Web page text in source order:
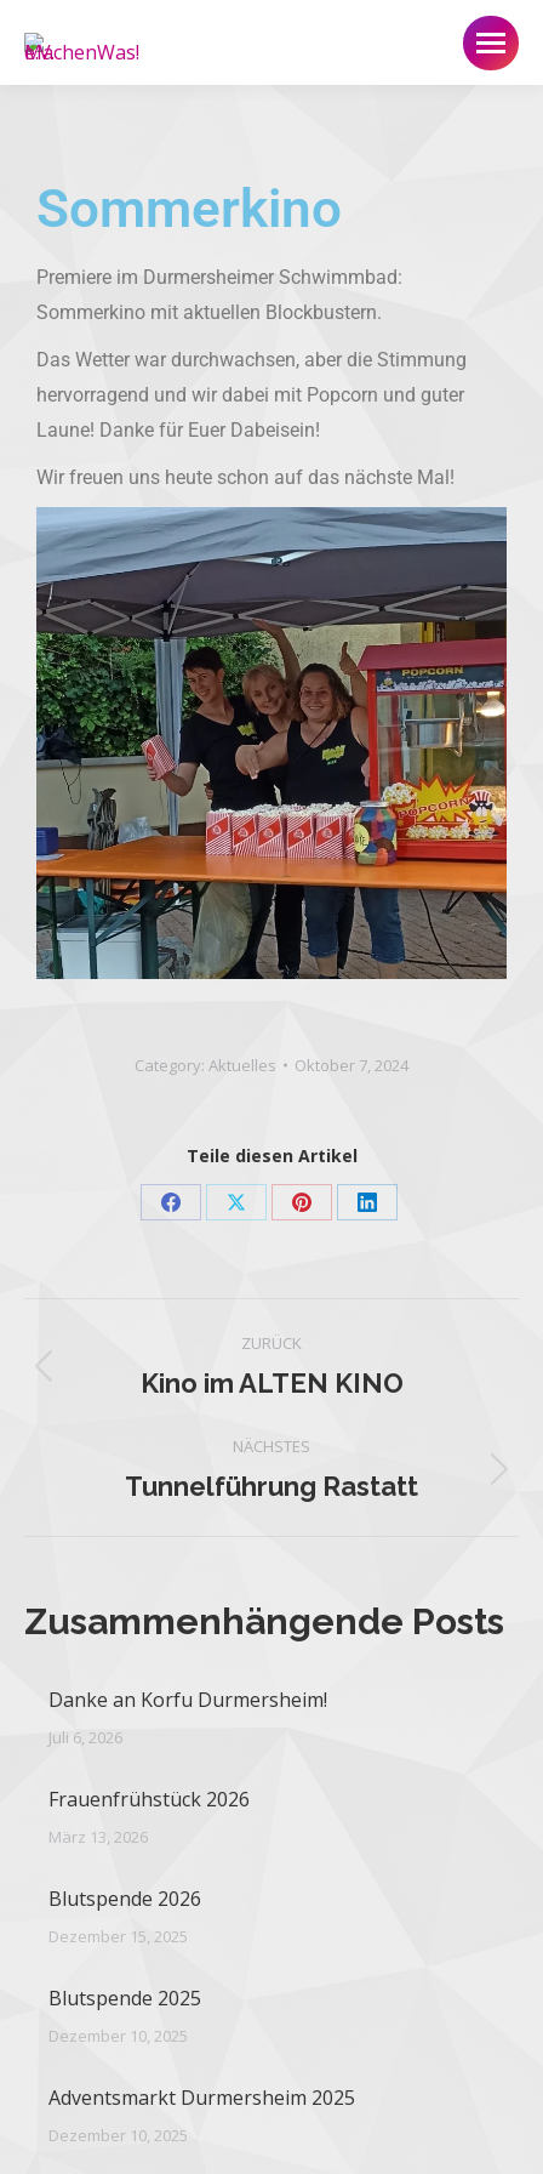
Sommerkino
Premiere im Durmersheimer Schwimmbad:
Sommerkino mit aktuellen Blockbustern.
Das Wetter war durchwachsen, aber die Stimmung
hervorragend und wir dabei mit Popcorn und guter
Laune! Danke für Euer Dabeisein!
Wir freuen uns heute schon auf das nächste Mal!
Category: Aktuelles Oktober 7, 2024
Teile diesen Artikel
ZURÜCK
Kino im ALTEN KINO
NÄCHSTES
Tunnelführung Rastatt
Zusammenhängende Posts
Danke an Korfu Durmersheim!
Juli 6, 2026
Frauenfrühstück 2026
März 13, 2026
Blutspende 2026
Dezember 15, 2025
Blutspende 2025
Dezember 10, 2025
Adventsmarkt Durmersheim 2025
Dezember 10, 2025